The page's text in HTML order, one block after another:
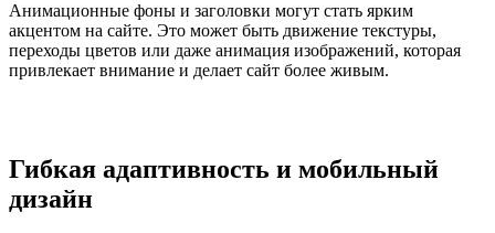
Анимационные фоны и заголовки могут стать ярким
акцентом на сайте. Это может быть движение текстуры,
переходы цветов или даже анимация изображений, которая
привлекает внимание и делает сайт более живым.
Гибкая адаптивность и мобильный
дизайн